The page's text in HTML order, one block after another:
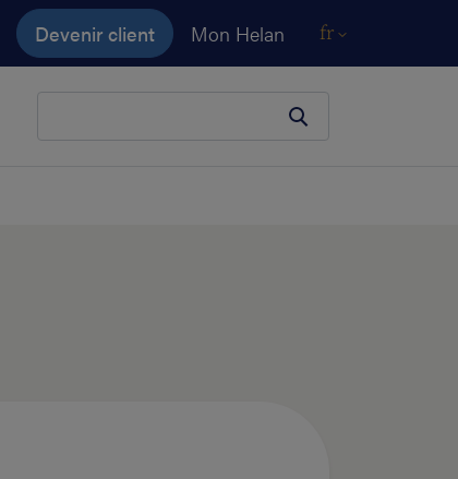
Devenir client Mon Helan fr